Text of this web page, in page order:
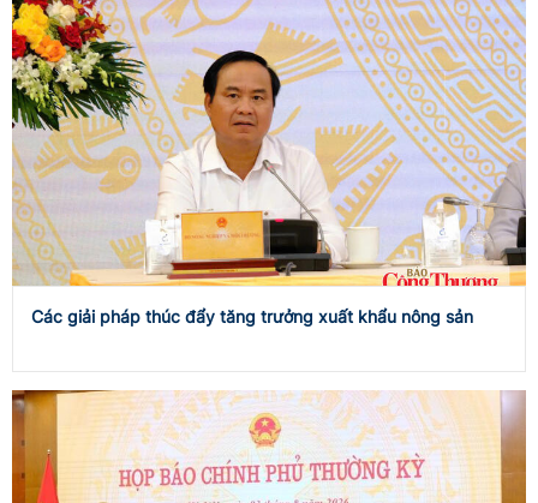
Các giải pháp thúc đẩy tăng trưởng xuất khẩu nông sản